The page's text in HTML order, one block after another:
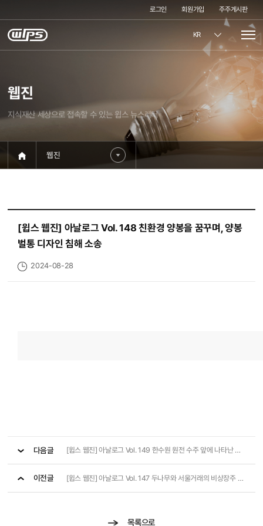
로그인 회원가입 주주게시판
KR
웹진
지식재산 세상으로 접속할 수 있는 윕스 뉴스레터
웹진
[윕스 웹진] 아날로그 Vol. 148 친환경 양봉을 꿈꾸며, 양봉
벌통 디자인 침해 소송
2024-08-28
다음글 [윕스 웹진] 아날로그 Vol. 149 한수원 원전 수주 앞에 나타난 웨스팅하우스
이전글 [윕스 웹진] 아날로그 Vol. 147 두나무와 서울거래의 비상장주 플랫폼 특허침해 분쟁
목록으로